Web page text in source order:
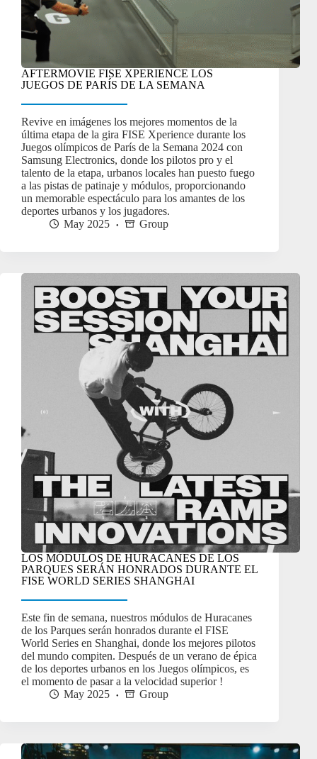
AFTERMOVIE FISE XPERIENCE LOS
JUEGOS DE PARÍS DE LA SEMANA
Revive en imágenes los mejores momentos de la
última etapa de la gira FISE Xperience durante los
Juegos olímpicos de París de la Semana 2024 con
Samsung Electronics, donde los pilotos pro y el
talento de la etapa, urbanos locales han puesto fuego
a las pistas de patinaje y módulos, proporcionando
un memorable espectáculo para los amantes de los
deportes urbanos y los jugadores.
May 2025
Group
LOS MÓDULOS DE HURACANES DE LOS
PARQUES SERÁN HONRADOS DURANTE EL
FISE WORLD SERIES SHANGHAI
Este fin de semana, nuestros módulos de Huracanes
de los Parques serán honrados durante el FISE
World Series en Shanghai, donde los mejores pilotos
del mundo compiten. Después de un verano de épica
de los deportes urbanos en los Juegos olímpicos, es
el momento de pasar a la velocidad superior !
May 2025
Group